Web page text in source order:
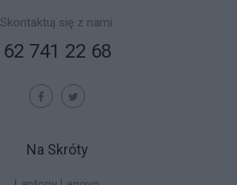
Skontaktuj się z nami:
62 741 22 68
Na Skróty